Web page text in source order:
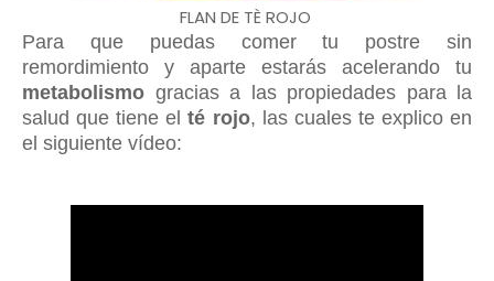
FLAN DE TÈ ROJO
Para que puedas comer tu postre sin
remordimiento y aparte estarás acelerando tu
metabolismo gracias a las propiedades para la
salud que tiene elté rojo, las cuales te explico en
el siguiente vídeo: